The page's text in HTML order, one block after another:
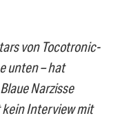
von Tocotronic-
unten – hat
Narzisse
kein Interview mit